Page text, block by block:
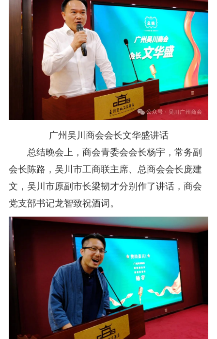
广州吴川商会会长文华盛讲话
总结晚会上，商会青委会会长杨宇，常务副
会长陈路，吴川市工商联主席、总商会会长庞建
文，吴川市原副市长梁韧才分别作了讲话，商会
党支部书记龙智致祝酒词。